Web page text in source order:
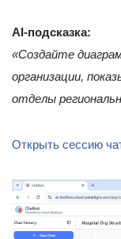
AI-подсказка:
«Создайте
организации,
отделы
Открыть сессию